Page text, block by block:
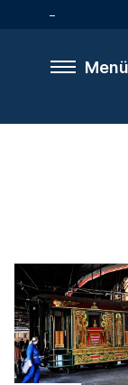
Menü